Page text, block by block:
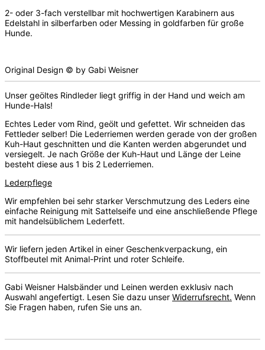
2- oder 3-fach verstellbar mit hochwertigen Karabinern aus
Edelstahl in silberfarben oder Messing in goldfarben für große
Hunde.
Original Design © by Gabi Weisner
Unser geöltes Rindleder liegt griffig in der Hand und weich am
Hunde-Hals!
Echtes Leder vom Rind, geölt und gefettet. Wir schneiden das
Fettleder selber! Die Lederriemen werden gerade von der großen
Kuh-Haut geschnitten und die Kanten werden abgerundet und
versiegelt. Je nach Größe der Kuh-Haut und Länge der Leine
besteht diese aus 1 bis 2 Lederriemen.
Lederpflege
Wir empfehlen bei sehr starker Verschmutzung des Leders eine
einfache Reinigung mit Sattelseife und eine anschließende Pflege
mit handelsüblichem Lederfett.
Wir liefern jeden Artikel in einer Geschenkverpackung, ein
Stoffbeutel mit Animal-Print und roter Schleife.
Gabi Weisner Halsbänder und Leinen werden exklusiv nach
Auswahl angefertigt. Lesen Sie dazu unser Widerrufsrecht. Wenn
Sie Fragen haben, rufen Sie uns an.